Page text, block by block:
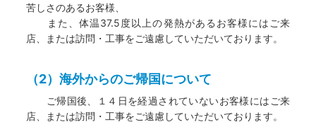
苦しさのあるお客様、
また、体温37.5度以上の発熱があるお客様にはご来
店、または訪問・工事をご遠慮していただいております。
（2）海外からのご帰国について
ご帰国後、１４日を経過されていないお客様にはご来
店、または訪問・工事をご遠慮していただいております。